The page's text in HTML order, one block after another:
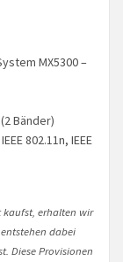
MX5300 –
Bänder)
802.11n, IEEE
kaufst, erhalten wir
dabei
Diese Provisionen